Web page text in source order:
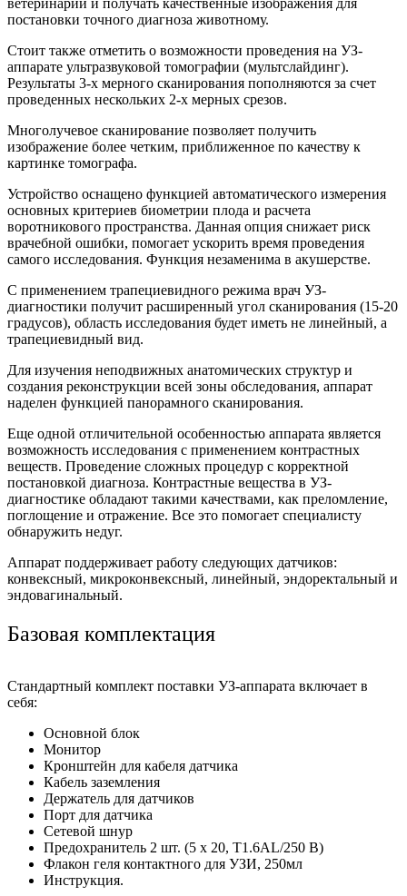
ветеринарии и получать качественные изображения для
постановки точного диагноза животному.
Стоит также отметить о возможности проведения на УЗ-
аппарате ультразвуковой томографии (мультслайдинг).
Результаты 3-х мерного сканирования пополняются за счет
проведенных нескольких 2-х мерных срезов.
Многолучевое сканирование позволяет получить
изображение более четким, приближенное по качеству к
картинке томографа.
Устройство оснащено функцией автоматического измерения
основных критериев биометрии плода и расчета
воротникового пространства. Данная опция снижает риск
врачебной ошибки, помогает ускорить время проведения
самого исследования. Функция незаменима в акушерстве.
С применением трапециевидного режима врач УЗ-
диагностики получит расширенный угол сканирования (15-20
градусов), область исследования будет иметь не линейный, а
трапециевидный вид.
Для изучения неподвижных анатомических структур и
создания реконструкции всей зоны обследования, аппарат
наделен функцией панорамного сканирования.
Еще одной отличительной особенностью аппарата является
возможность исследования с применением контрастных
веществ. Проведение сложных процедур с корректной
постановкой диагноза. Контрастные вещества в УЗ-
диагностике обладают такими качествами, как преломление,
поглощение и отражение. Все это помогает специалисту
обнаружить недуг.
Аппарат поддерживает работу следующих датчиков:
конвексный, микроконвексный, линейный, эндоректальный и
эндовагинальный.
Базовая комплектация
Стандартный комплект поставки УЗ-аппарата включает в
себя:
Основной блок
Монитор
Кронштейн для кабеля датчика
Кабель заземления
Держатель для датчиков
Порт для датчика
Сетевой шнур
Предохранитель 2 шт. (5 x 20, T1.6AL/250 В)
Флакон геля контактного для УЗИ, 250мл
Инструкция.